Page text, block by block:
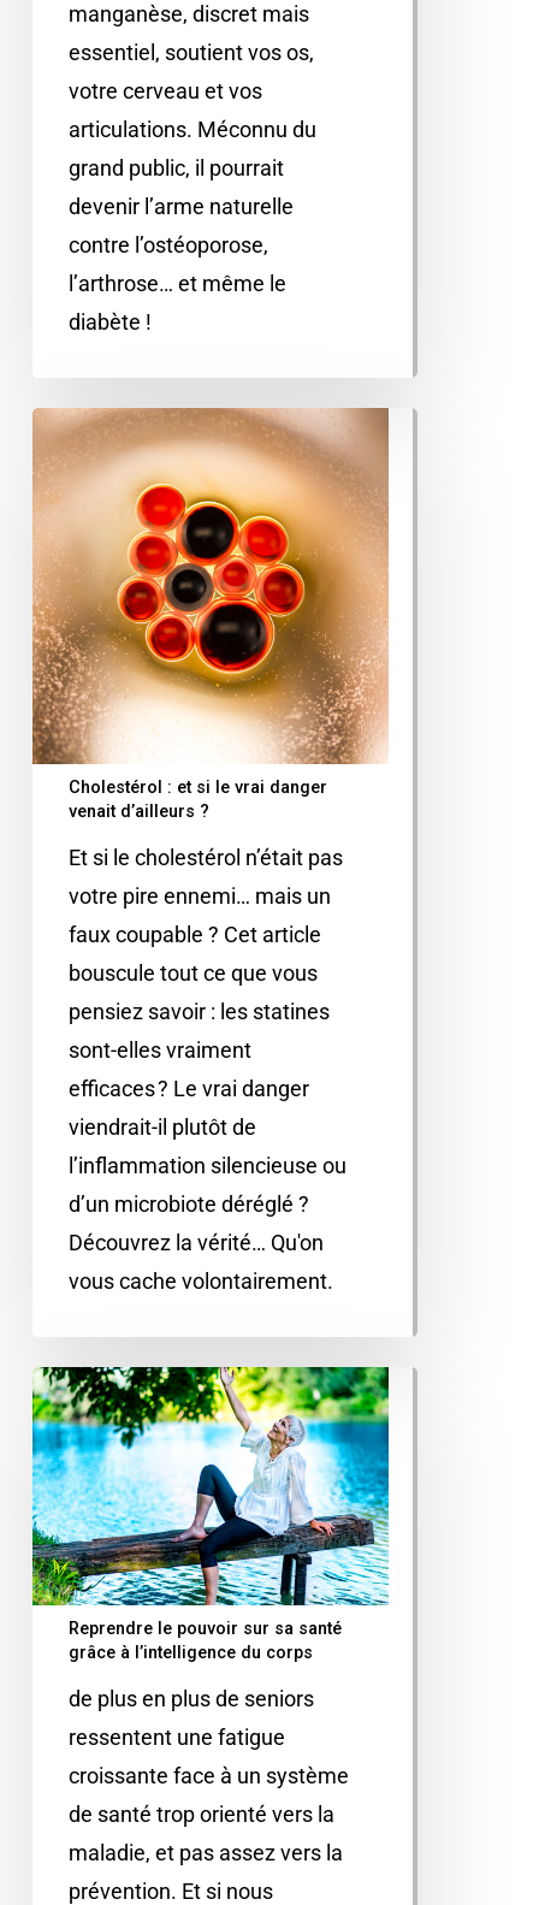
manganèse, discret mais
essentiel, soutient vos os,
votre cerveau et vos
articulations. Méconnu du
grand public, il pourrait
devenir l’arme naturelle
contre l’ostéoporose,
l’arthrose… et même le
diabète !
Cholestérol : et si le vrai danger
venait d’ailleurs ?
Et si le cholestérol n’était pas
votre pire ennemi… mais un
faux coupable ? Cet article
bouscule tout ce que vous
pensiez savoir : les statines
sont-elles vraiment
efficaces ? Le vrai danger
viendrait-il plutôt de
l’inflammation silencieuse ou
d’un microbiote déréglé ?
Découvrez la vérité… Qu'on
vous cache volontairement.
Reprendre le pouvoir sur sa santé
grâce à l’intelligence du corps
de plus en plus de seniors
ressentent une fatigue
croissante face à un système
de santé trop orienté vers la
maladie, et pas assez vers la
prévention. Et si nous